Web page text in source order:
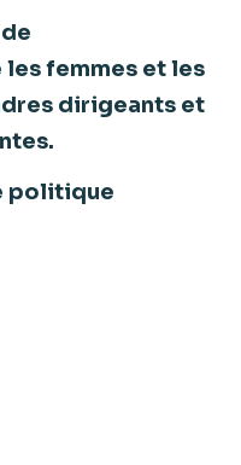
femmes et les
dirigeants et
politique